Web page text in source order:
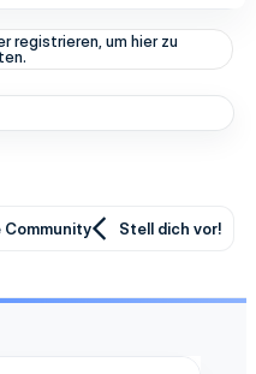
registrieren, um hier zu
Community Stell dich vor!